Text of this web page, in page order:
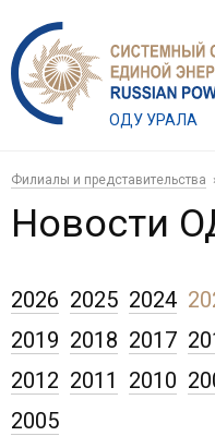
ОДУ УРАЛА
Филиалы и представительства
Новости
2026 2025 2024
2019 2018 2017
2012 2011 2010
2005